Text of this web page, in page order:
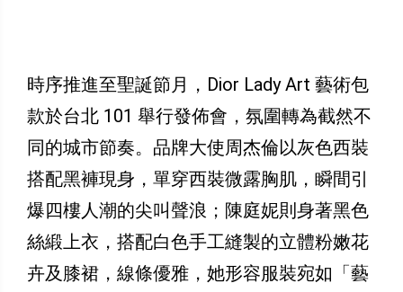
時序推進至聖誕節月，Dior Lady Art 藝術包
款於台北 101 舉行發佈會，氛圍轉為截然不
同的城市節奏。品牌大使周杰倫以灰色西裝
搭配黑褲現身，單穿西裝微露胸肌，瞬間引
爆四樓人潮的尖叫聲浪；陳庭妮則身著黑色
絲緞上衣，搭配白色手工縫製的立體粉嫩花
卉及膝裙，線條優雅，她形容服裝宛如「藝